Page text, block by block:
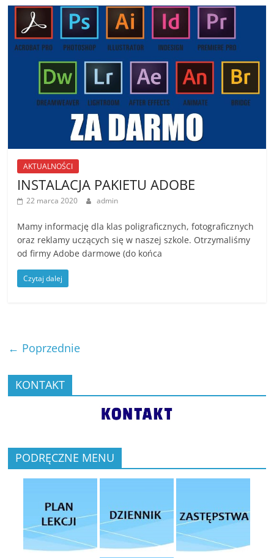
AKTUALNOŚCI
INSTALACJA PAKIETU ADOBE
22 marca 2020 admin
Mamy informację dla klas poligraficznych, fotograficznych
oraz reklamy uczących się w naszej szkole. Otrzymaliśmy
od firmy Adobe darmowe (do końca
Czytaj dalej
← Poprzednie
KONTAKT
PODRĘCZNE MENU